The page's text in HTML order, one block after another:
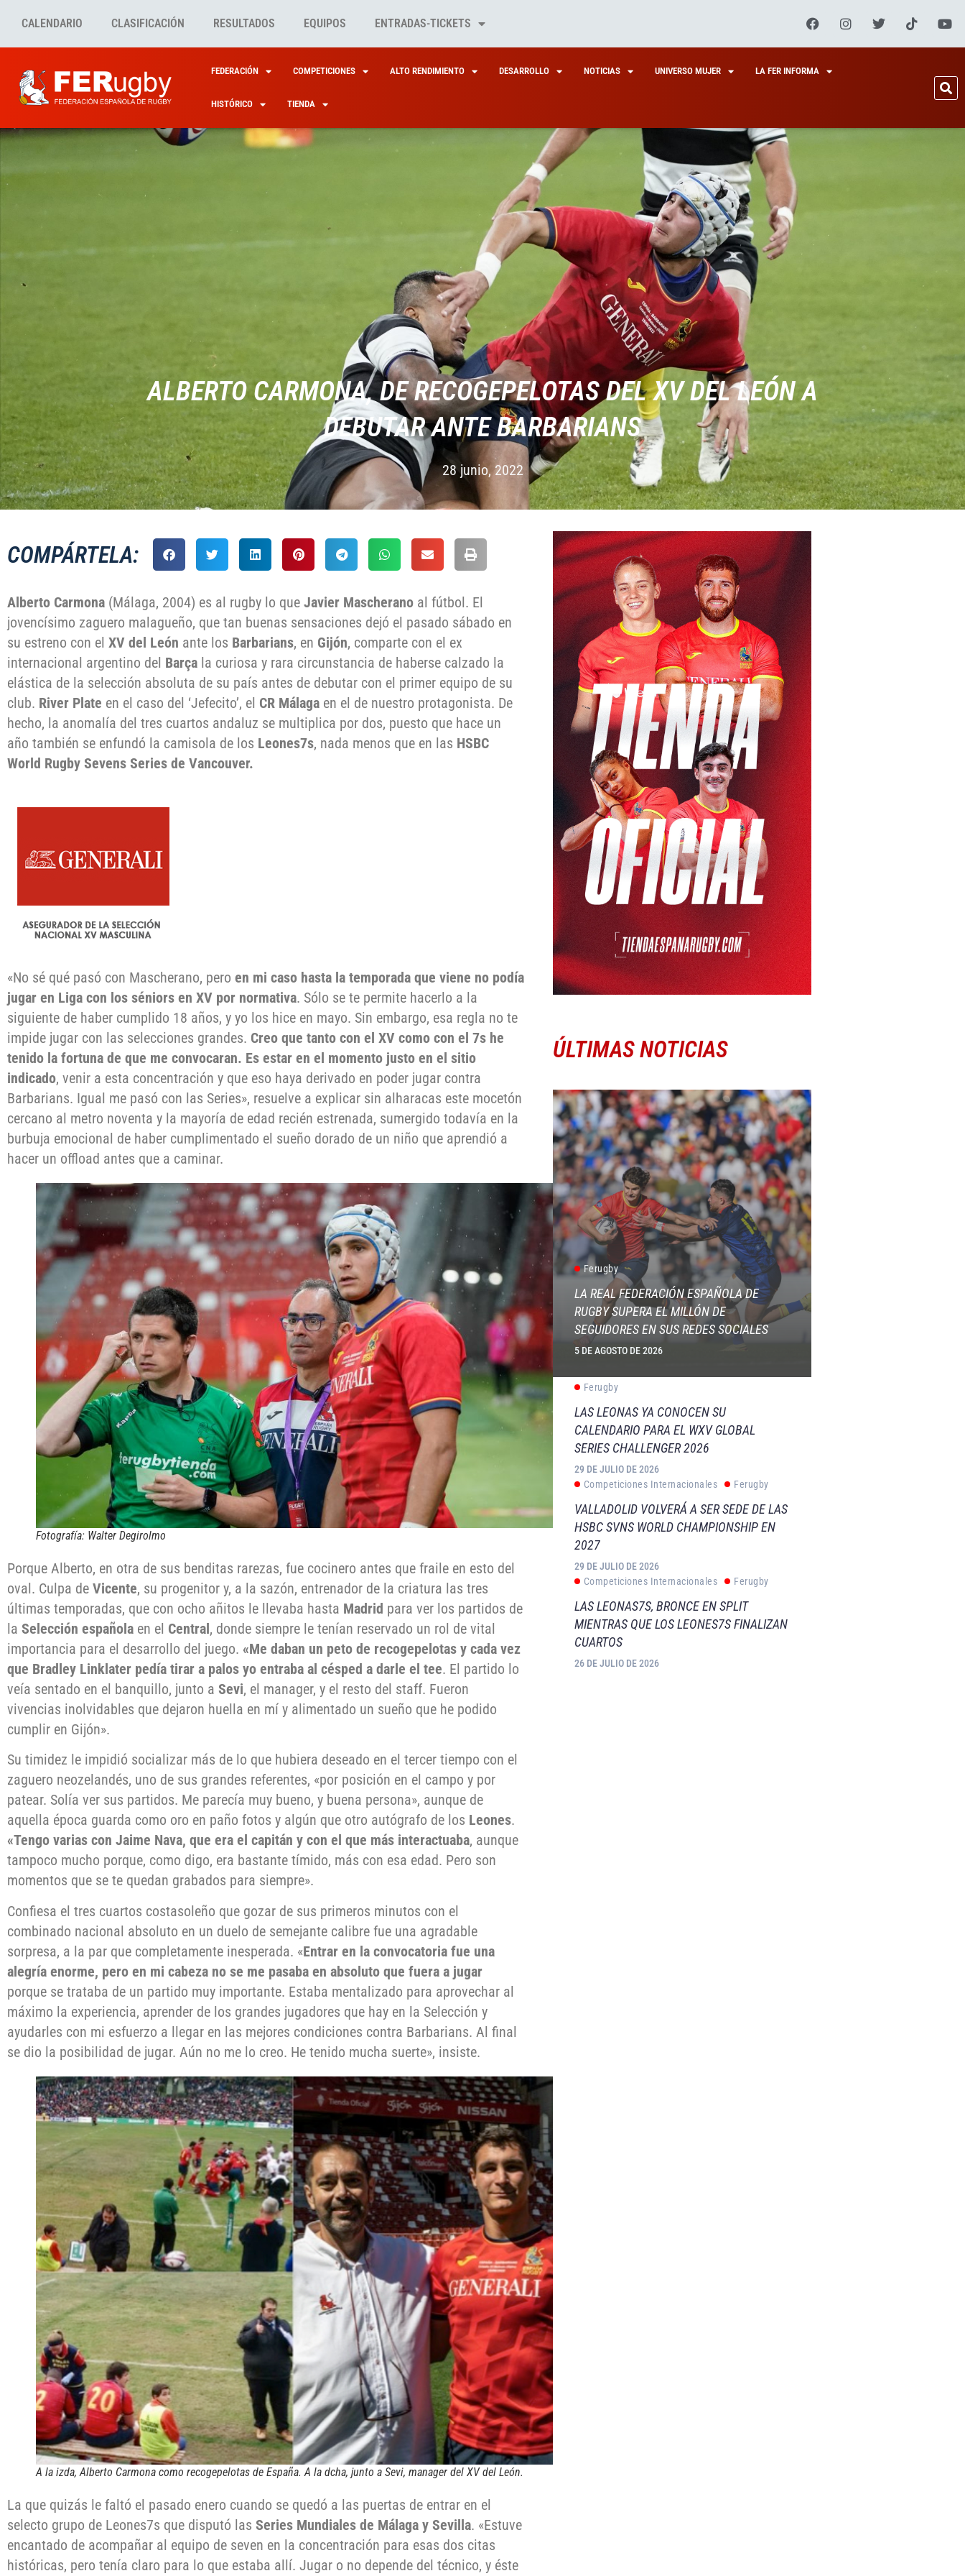
CALENDARIO CLASIFICACIÓN RESULTADOS EQUIPOS ENTRADAS-TICKETS
FEDERACIÓN COMPETICIONES ALTO RENDIMIENTO DESARROLLO NOTICIAS UNIVERSO MUJER LA FER INFORMA
HISTÓRICO TIENDA
ALBERTO CARMONA, DE RECOGEPELOTAS DEL XV DEL LEÓN A
DEBUTAR ANTE BARBARIANS
28 junio, 2022
COMPÁRTELA:
Alberto Carmona (Málaga, 2004) es al rugby lo que Javier Mascherano al fútbol. El
jovencísimo zaguero malagueño, que tan buenas sensaciones dejó el pasado sábado en
su estreno con el XV del León ante los Barbarians, en Gijón, comparte con el ex
internacional argentino del Barça la curiosa y rara circunstancia de haberse calzado la
elástica de la selección absoluta de su país antes de debutar con el primer equipo de su
club. River Plate en el caso del ‘Jefecito’, el CR Málaga en el de nuestro protagonista. De
hecho, la anomalía del tres cuartos andaluz se multiplica por dos, puesto que hace un
año también se enfundó la camisola de los Leones7s, nada menos que en las HSBC
World Rugby Sevens Series de Vancouver.
«No sé qué pasó con Mascherano, pero en mi caso hasta la temporada que viene no podía
jugar en Liga con los séniors en XV por normativa. Sólo se te permite hacerlo a la
siguiente de haber cumplido 18 años, y yo los hice en mayo. Sin embargo, esa regla no te
impide jugar con las selecciones grandes. Creo que tanto con el XV como con el 7s he
tenido la fortuna de que me convocaran. Es estar en el momento justo en el sitio
indicado, venir a esta concentración y que eso haya derivado en poder jugar contra
Barbarians. Igual me pasó con las Series», resuelve a explicar sin alharacas este mocetón
cercano al metro noventa y la mayoría de edad recién estrenada, sumergido todavía en la
burbuja emocional de haber cumplimentado el sueño dorado de un niño que aprendió a
hacer un offload antes que a caminar.
Fotografía: Walter Degirolmo
Porque Alberto, en otra de sus benditas rarezas, fue cocinero antes que fraile en esto del
oval. Culpa de Vicente, su progenitor y, a la sazón, entrenador de la criatura las tres
últimas temporadas, que con ocho añitos le llevaba hasta Madrid para ver los partidos de
la Selección española en el Central, donde siempre le tenían reservado un rol de vital
importancia para el desarrollo del juego. «Me daban un peto de recogepelotas y cada vez
que Bradley Linklater pedía tirar a palos yo entraba al césped a darle el tee. El partido lo
veía sentado en el banquillo, junto a Sevi, el manager, y el resto del staff. Fueron
vivencias inolvidables que dejaron huella en mí y alimentado un sueño que he podido
cumplir en Gijón».
Su timidez le impidió socializar más de lo que hubiera deseado en el tercer tiempo con el
zaguero neozelandés, uno de sus grandes referentes, «por posición en el campo y por
patear. Solía ver sus partidos. Me parecía muy bueno, y buena persona», aunque de
aquella época guarda como oro en paño fotos y algún que otro autógrafo de los Leones.
«Tengo varias con Jaime Nava, que era el capitán y con el que más interactuaba, aunque
tampoco mucho porque, como digo, era bastante tímido, más con esa edad. Pero son
momentos que se te quedan grabados para siempre».
Confiesa el tres cuartos costasoleño que gozar de sus primeros minutos con el
combinado nacional absoluto en un duelo de semejante calibre fue una agradable
sorpresa, a la par que completamente inesperada. «Entrar en la convocatoria fue una
alegría enorme, pero en mi cabeza no se me pasaba en absoluto que fuera a jugar
porque se trataba de un partido muy importante. Estaba mentalizado para aprovechar al
máximo la experiencia, aprender de los grandes jugadores que hay en la Selección y
ayudarles con mi esfuerzo a llegar en las mejores condiciones contra Barbarians. Al final
se dio la posibilidad de jugar. Aún no me lo creo. He tenido mucha suerte», insiste.
A la izda, Alberto Carmona como recogepelotas de España. A la dcha, junto a Sevi, manager del XV del León.
La que quizás le faltó el pasado enero cuando se quedó a las puertas de entrar en el
selecto grupo de Leones7s que disputó las Series Mundiales de Málaga y Sevilla. «Estuve
encantado de acompañar al equipo de seven en la concentración para esas dos citas
históricas, pero tenía claro para lo que estaba allí. Jugar o no depende del técnico, y éste
ÚLTIMAS NOTICIAS
Ferugby
LA REAL FEDERACIÓN ESPAÑOLA DE
RUGBY SUPERA EL MILLÓN DE
SEGUIDORES EN SUS REDES SOCIALES
5 DE AGOSTO DE 2026
Ferugby
LAS LEONAS YA CONOCEN SU
CALENDARIO PARA EL WXV GLOBAL
SERIES CHALLENGER 2026
29 DE JULIO DE 2026
Competiciones Internacionales
Ferugby
VALLADOLID VOLVERÁ A SER SEDE DE LAS
HSBC SVNS WORLD CHAMPIONSHIP EN
2027
29 DE JULIO DE 2026
Competiciones Internacionales
Ferugby
LAS LEONAS7S, BRONCE EN SPLIT
MIENTRAS QUE LOS LEONES7S FINALIZAN
CUARTOS
26 DE JULIO DE 2026